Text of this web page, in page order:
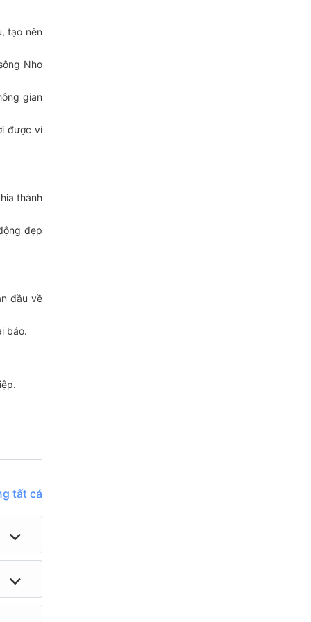
tạo nên
Nho
gian
được ví
thành
đẹp
đầu về
báo.
tất cả
Quý